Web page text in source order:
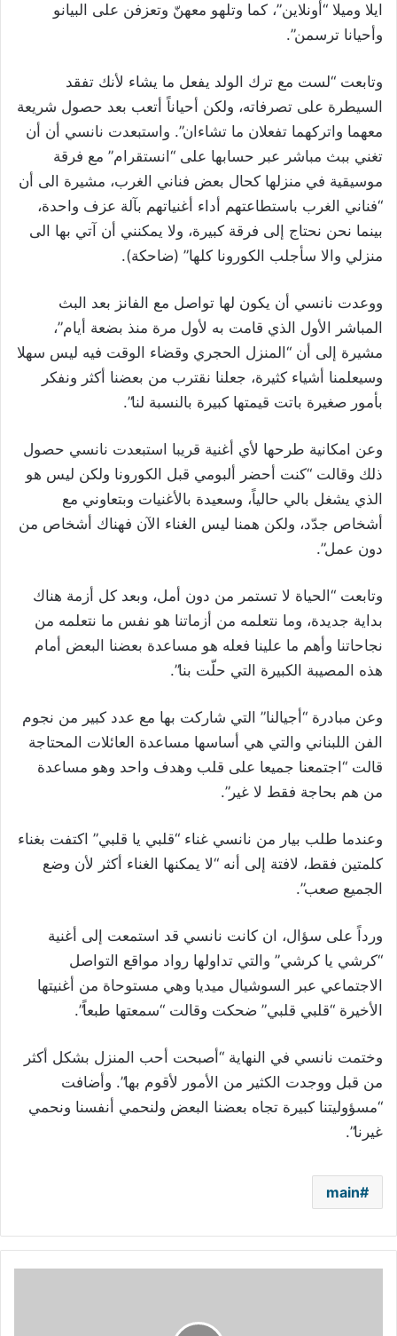
ايلا وميلا “أونلاين”، كما وتلهو معهنّ وتعزفن على البيانو
وأحيانا ترسمن”.
وتابعت “لست مع ترك الولد يفعل ما يشاء لأنك تفقد
السيطرة على تصرفاته، ولكن أحياناً أتعب بعد حصول شريعة
معهما واتركهما تفعلان ما تشاءان”. واستبعدت نانسي أن أن
تغني ببث مباشر عبر حسابها على “انستقرام” مع فرقة
موسيقية في منزلها كحال بعض فناني الغرب، مشيرة الى أن
“فناني الغرب باستطاعتهم أداء أغنياتهم بآلة عزف واحدة،
بينما نحن نحتاج إلى فرقة كبيرة، ولا يمكنني أن آتي بها الى
منزلي والا سأجلب الكورونا كلها” (ضاحكة).
ووعدت نانسي أن يكون لها تواصل مع الفانز بعد البث
المباشر الأول الذي قامت به لأول مرة منذ بضعة أيام”،
مشيرة إلى أن “المنزل الحجري وقضاء الوقت فيه ليس سهلا
وسيعلمنا أشياء كثيرة، جعلنا نقترب من بعضنا أكثر ونفكر
بأمور صغيرة باتت قيمتها كبيرة بالنسبة لنا”.
وعن امكانية طرحها لأي أغنية قريبا استبعدت نانسي حصول
ذلك وقالت “كنت أحضر ألبومي قبل الكورونا ولكن ليس هو
الذي يشغل بالي حالياً، وسعيدة بالأغنيات وبتعاوني مع
أشخاص جدّد، ولكن همنا ليس الغناء الآن فهناك أشخاص من
دون عمل”.
وتابعت “الحياة لا تستمر من دون أمل، وبعد كل أزمة هناك
بداية جديدة، وما نتعلمه من أزماتنا هو نفس ما نتعلمه من
نجاحاتنا وأهم ما علينا فعله هو مساعدة بعضنا البعض أمام
هذه المصيبة الكبيرة التي حلّت بنا”.
وعن مبادرة “أجيالنا” التي شاركت بها مع عدد كبير من نجوم
الفن اللبناني والتي هي أساسها مساعدة العائلات المحتاجة
قالت “اجتمعنا جميعا على قلب وهدف واحد وهو مساعدة
من هم بحاجة فقط لا غير”.
وعندما طلب بيار من نانسي غناء “قلبي يا قلبي” اكتفت بغناء
كلمتين فقط، لافتة إلى أنه “لا يمكنها الغناء أكثر لأن وضع
الجميع صعب”.
ورداً على سؤال، ان كانت نانسي قد استمعت إلى أغنية
“كرشي يا كرشي” والتي تداولها رواد مواقع التواصل
الاجتماعي عبر السوشيال ميديا وهي مستوحاة من أغنيتها
الأخيرة “قلبي قلبي” ضحكت وقالت “سمعتها طبعاً”.
وختمت نانسي في النهاية “أصبحت أحب المنزل بشكل أكثر
من قبل ووجدت الكثير من الأمور لأقوم بها”. وأضافت
“مسؤوليتنا كبيرة تجاه بعضنا البعض ولنحمي أنفسنا ونحمي
غيرنا”.
main